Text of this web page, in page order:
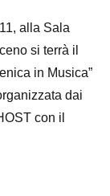
alla Sala
si terrà il
in Musica”
dai
con il